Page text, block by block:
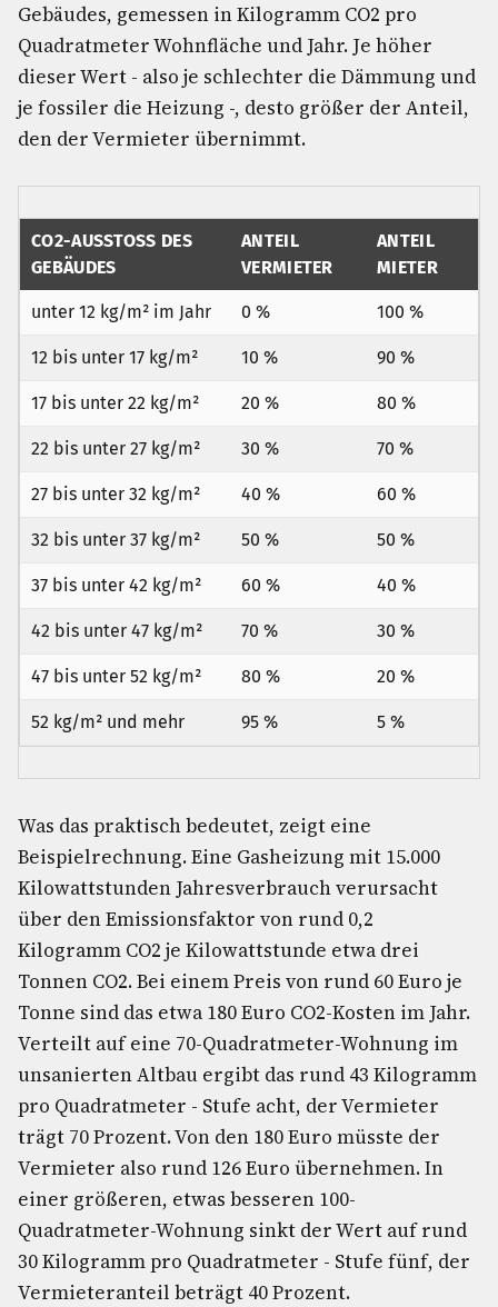
Gebäudes, gemessen in Kilogramm CO2 pro
Quadratmeter Wohnfläche und Jahr. Je höher
dieser Wert - also je schlechter die Dämmung und
je fossiler die Heizung -, desto größer der Anteil,
den der Vermieter übernimmt.
CO2-AUSSTOSS DES G
EBÄUDES
ANTEIL
VERMIETER
ANTEIL
MIETER
unter 12 kg/m² im Jahr 0 % 100 %
12 bis unter 17 kg/m² 10 % 90 %
17 bis unter 22 kg/m² 20 % 80 %
22 bis unter 27 kg/m² 30 % 70 %
27 bis unter 32 kg/m² 40 % 60 %
32 bis unter 37 kg/m² 50 % 50 %
37 bis unter 42 kg/m² 60 % 40 %
42 bis unter 47 kg/m² 70 % 30 %
47 bis unter 52 kg/m² 80 % 20 %
52 kg/m² und mehr 95 % 5 %
Was das praktisch bedeutet, zeigt eine
Beispielrechnung. Eine Gasheizung mit 15.000
Kilowattstunden Jahresverbrauch verursacht
über den Emissionsfaktor von rund 0,2
Kilogramm CO2 je Kilowattstunde etwa drei
Tonnen CO2. Bei einem Preis von rund 60 Euro je
Tonne sind das etwa 180 Euro CO2-Kosten im Jahr.
Verteilt auf eine 70-Quadratmeter-Wohnung im
unsanierten Altbau ergibt das rund 43 Kilogramm
pro Quadratmeter - Stufe acht, der Vermieter
trägt 70 Prozent. Von den 180 Euro müsste der
Vermieter also rund 126 Euro übernehmen. In
einer größeren, etwas besseren 100-
Quadratmeter-Wohnung sinkt der Wert auf rund
30 Kilogramm pro Quadratmeter - Stufe fünf, der
Vermieteranteil beträgt 40 Prozent.